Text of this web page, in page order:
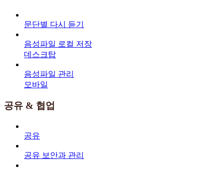
문단별 다시 듣기
음성파일 로컬 저장
데스크탑
음성파일 관리
모바일
공유 & 협업
공유
공유 보안과 관리